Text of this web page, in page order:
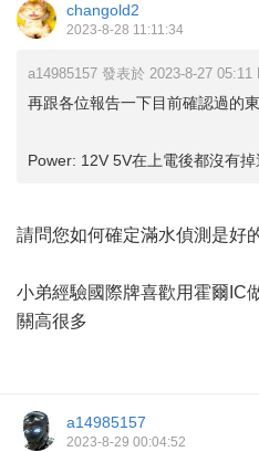
changold2
2023-8-28 11:11:34
a14985157 發表於 2023-8-27 05:11
再跟各位報告一下目前確認過的
Power: 12V 5V在上電後都沒有掉
請問您如何確定滿水偵測是好
小弟經驗國際牌喜歡用霍爾IC
關高很多
a14985157
2023-8-29 00:04:52